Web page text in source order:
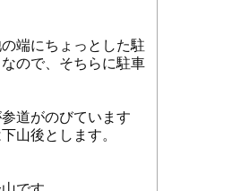
端にちょっとした駐
ので、そちらに駐車
道がのびています
山後とします。